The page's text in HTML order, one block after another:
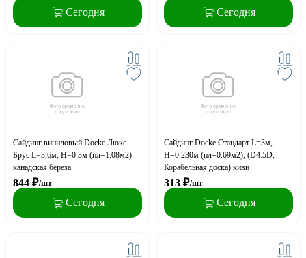
Сегодня Сегодня
Сайдинг виниловый Docke Люкс
Брус L=3,6м, H=0.3м (пл=1.08м2)
канадская береза
844 ₽/шт
Сегодня
Сайдинг Docke Стандарт L=3м,
H=0.230м (пл=0.69м2), (D4.5D,
Корабельная доска) киви
313 ₽/шт
Сегодня